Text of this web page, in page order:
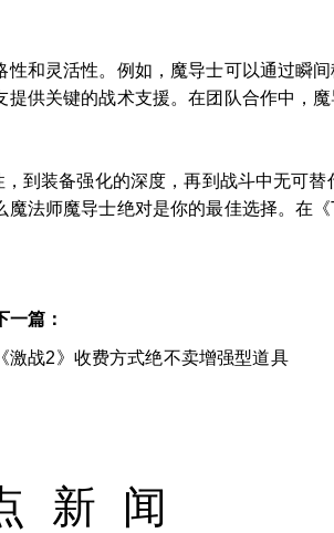
和灵活性。例如，魔导士可以通过瞬间
供关键的战术支援。在团队合作中，魔
到装备强化的深度，再到战斗中无可
法师魔导士绝对是你的最佳选择。在
一篇：
《激战2》收费方式绝不卖增强型道具
新闻